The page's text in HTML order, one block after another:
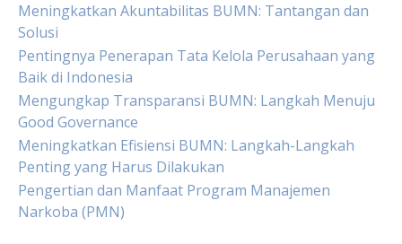
Meningkatkan Akuntabilitas BUMN: Tantangan dan
Solusi
Pentingnya Penerapan Tata Kelola Perusahaan yang
Baik di Indonesia
Mengungkap Transparansi BUMN: Langkah Menuju
Good Governance
Meningkatkan Efisiensi BUMN: Langkah-Langkah
Penting yang Harus Dilakukan
Pengertian dan Manfaat Program Manajemen
Narkoba (PMN)